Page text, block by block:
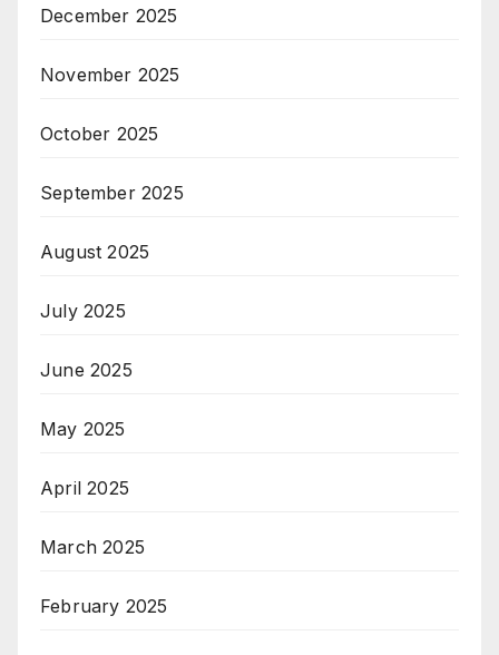
December 2025
November 2025
October 2025
September 2025
August 2025
July 2025
June 2025
May 2025
April 2025
March 2025
February 2025